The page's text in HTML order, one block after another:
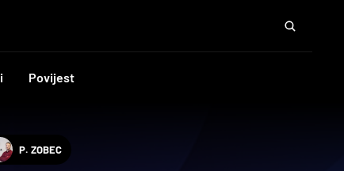
Povijest
P. ZOBEC